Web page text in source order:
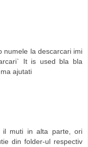
numele la descarcari imi
It is used bla bla
ajutati
muti in alta parte, ori
din folder-ul respectiv